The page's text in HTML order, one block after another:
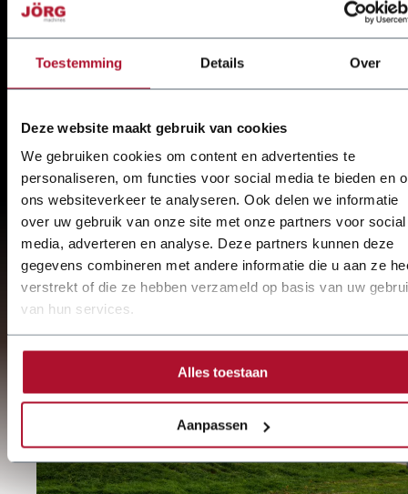
Toestemming Details Over
Deze website maakt gebruik van cookies
We gebruiken cookies om content en advertenties te
personaliseren, om functies voor social media te bieden en
ons websiteverkeer te analyseren. Ook delen we informatie
over uw gebruik van onze site met onze partners voor social
media, adverteren en analyse. Deze partners kunnen deze
gegevens combineren met andere informatie die u aan ze
verstrekt of die ze hebben verzameld op basis van uw
van hun services.
Alles toestaan
Aanpassen
Hersteller und Importeur von
zuverlässigen
Blechbearbeitungsmaschinen seit
über 85 Jahren
Spezialist für Blechbearbeitung
Schneller Service und Reparatur durch Techniker
von
JÖRG steht für Engineering und Realisation.
Mehr überJÖRG